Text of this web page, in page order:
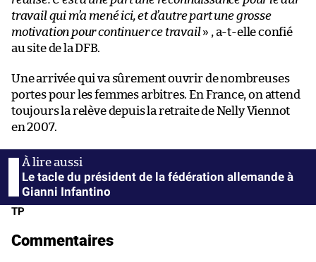
travail qui m’a mené ici, et d’autre part une grosse
motivation pour continuer ce travail» , a-t-elle confié
au site de la DFB.
Une arrivée qui va sûrement ouvrir de nombreuses
portes pour les femmes arbitres. En France, on attend
toujours la relève depuis la retraite de Nelly Viennot
en 2007.
Le tacle du président de la fédération allemande à
Gianni Infantino
TP
Commentaires